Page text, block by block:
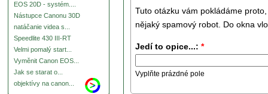
EOS 20D - systém....
Nástupce Canonu 30D
natáčanie videa s...
Speedlite 430 III-RT
Velmi pomalý start...
Vyměnit Canon EOS...
Jak se starat o...
objektívy na canon...
Tuto otázku vám pokládáme
nějaký spamový robot. Do okna
Jedí to opice...: *
Vyplňte prázdné pole